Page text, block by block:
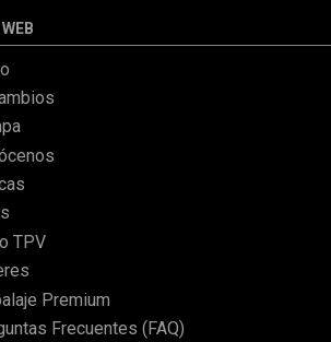
correcta y bien embalada,
TPV
Premium
Frecuentes (FAQ)